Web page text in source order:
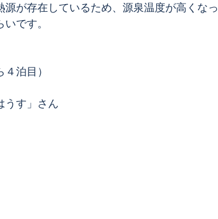
が存在しているため、源泉温度が高くな
です。
泊目）
うす」さん